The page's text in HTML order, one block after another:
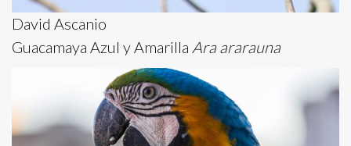
David Ascanio
Guacamaya Azul y Amarilla Ara ararauna